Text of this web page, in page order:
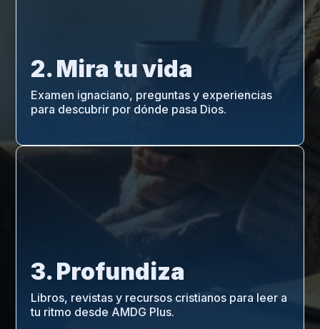
2. Mira tu vida
Examen ignaciano, preguntas y experiencias
para descubrir por dónde pasa Dios.
3. Profundiza
Libros, revistas y recursos cristianos para leer a
tu ritmo desde AMDG Plus.